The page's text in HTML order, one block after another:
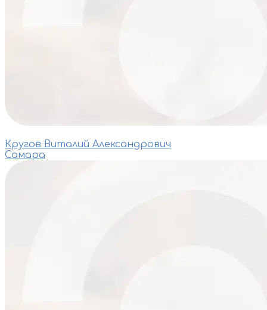
Кругов Виталий Александрович
Самара